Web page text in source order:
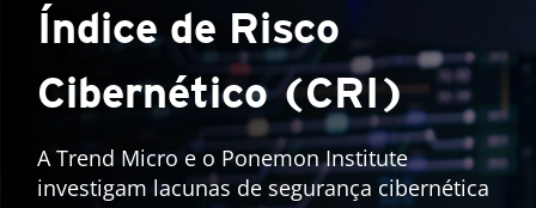
Índice de Risco
Cibernético (CRI)
A Trend Micro e o Ponemon Institute
investigam lacunas de segurança cibernética